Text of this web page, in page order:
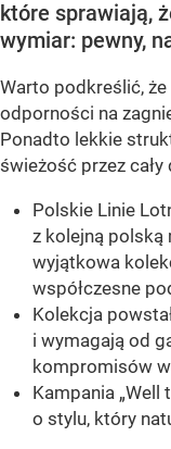
które sprawiają,
wymiar: pewny,
Warto podkreślić,
odporności na
Ponadto lekkie
świeżość przez cały
Polskie Linie
z kolejną polską
wyjątkowa
współczesne
Kolekcja
i wymagają od
kompromisów
Kampania
o stylu, który